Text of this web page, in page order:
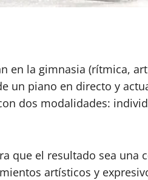
en la gimnasia (rítmica,
piano en directo y
dos modalidades:
que el resultado sea una
artísticos y